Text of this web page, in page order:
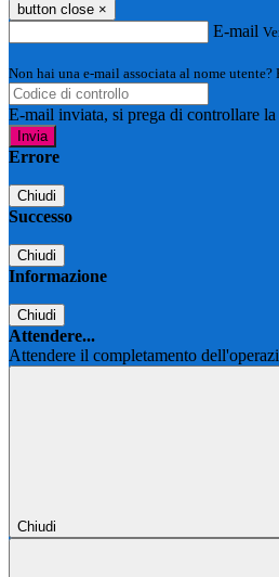
button close ×
E-mail
Non hai una e-mail associata al nome
E-mail inviata, si prega di controllare
Errore
Chiudi
Successo
Chiudi
Informazione
Chiudi
Attendere...
Attendere il completamento
Chiudi